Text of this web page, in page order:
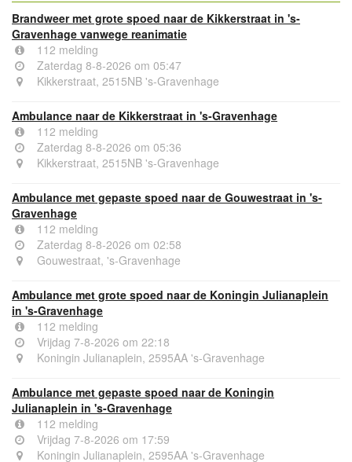
Brandweer met grote spoed naar de Kikkerstraat in 's-
Gravenhage vanwege reanimatie
112 melding
Zaterdag 8-8-2026 om 05:47
Kikkerstraat, 2515NB 's-Gravenhage
Ambulance naar de Kikkerstraat in 's-Gravenhage
112 melding
Zaterdag 8-8-2026 om 05:36
Kikkerstraat, 2515NB 's-Gravenhage
Ambulance met gepaste spoed naar de Gouwestraat in 's-
Gravenhage
112 melding
Zaterdag 8-8-2026 om 02:58
Gouwestraat, 's-Gravenhage
Ambulance met grote spoed naar de Koningin Julianaplein
in 's-Gravenhage
112 melding
Vrijdag 7-8-2026 om 22:18
Koningin Julianaplein, 2595AA 's-Gravenhage
Ambulance met gepaste spoed naar de Koningin
Julianaplein in 's-Gravenhage
112 melding
Vrijdag 7-8-2026 om 17:59
Koningin Julianaplein, 2595AA 's-Gravenhage